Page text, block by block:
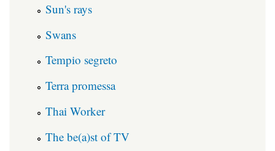
Sun's rays
Swans
Tempio segreto
Terra promessa
Thai Worker
The be(a)st of TV